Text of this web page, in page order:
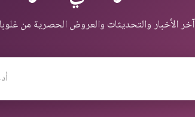
الأخبار والتحديثات والعروض الحصرية من